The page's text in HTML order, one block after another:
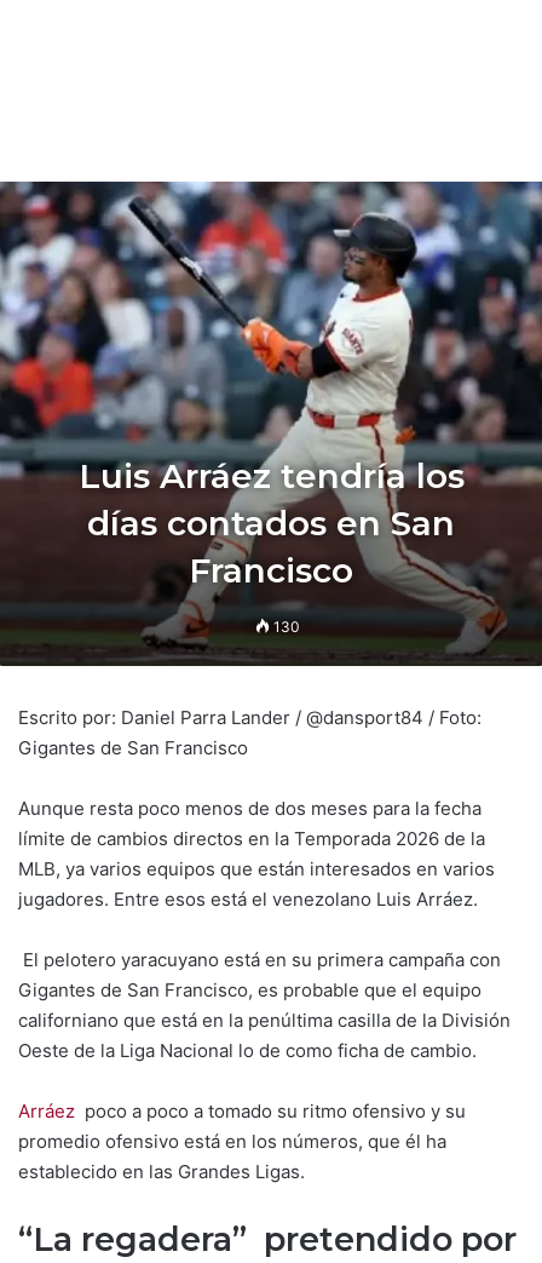
Luis Arráez tendría los
días contados en San
Francisco
130
Escrito por: Daniel Parra Lander / @dansport84 / Foto:
Gigantes de San Francisco
Aunque resta poco menos de dos meses para la fecha
límite de cambios directos en la Temporada 2026 de la
MLB, ya varios equipos que están interesados en varios
jugadores. Entre esos está el venezolano Luis Arráez.
El pelotero yaracuyano está en su primera campaña con
Gigantes de San Francisco, es probable que el equipo
californiano que está en la penúltima casilla de la División
Oeste de la Liga Nacional lo de como ficha de cambio.
Arráez poco a poco a tomado su ritmo ofensivo y su
promedio ofensivo está en los números, que él ha
establecido en las Grandes Ligas.
“La regadera” pretendido por